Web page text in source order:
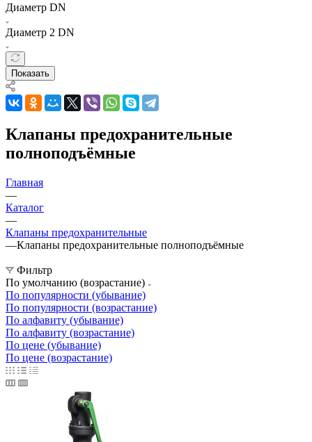
Диаметр DN
Диаметр 2 DN
Показать
Клапаны предохранительные
полноподъёмные
Главная
—
Каталог
—
Клапаны предохранительные
—Клапаны предохранительные полноподъёмные
Фильтр
По умолчанию (возрастание)
По популярности (убывание)
По популярности (возрастание)
По алфавиту (убывание)
По алфавиту (возрастание)
По цене (убывание)
По цене (возрастание)